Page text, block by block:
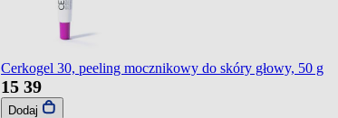
Cerkogel 30, peeling mocznikowy do skóry głowy, 50 g
15 39
Dodaj